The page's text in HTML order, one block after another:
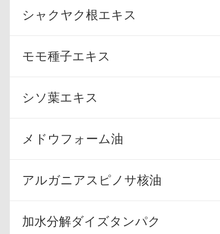
メイクアップ
健康食品／サプ
ファッション
シャクヤク根エキス
モモ種子エキス
シソ葉エキス
メドウフォーム油
アルガニアスピノサ核油
加水分解ダイズタンパク